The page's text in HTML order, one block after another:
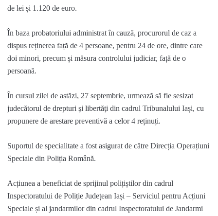
de lei și 1.120 de euro.
În baza probatoriului administrat în cauză, procurorul de caz a
dispus reținerea față de 4 persoane, pentru 24 de ore, dintre care
doi minori, precum și măsura controlului judiciar, față de o
persoană.
În cursul zilei de astăzi, 27 septembrie, urmează să fie sesizat
judecătorul de drepturi şi libertăţi din cadrul Tribunalului Iași, cu
propunere de arestare preventivă a celor 4 reținuți.
Suportul de specialitate a fost asigurat de către Direcția Operațiuni
Speciale din Poliția Română.
Acțiunea a beneficiat de sprijinul polițiștilor din cadrul
Inspectoratului de Poliție Județean Iași – Serviciul pentru Acțiuni
Speciale și al jandarmilor din cadrul Inspectoratului de Jandarmi